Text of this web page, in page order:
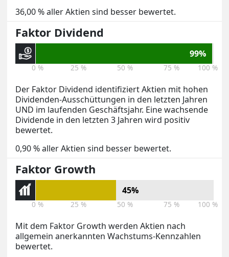
36,00 % aller Aktien sind besser bewertet.
Faktor Dividend
99%
0 % 25 % 50 % 75 % 100 %
Der Faktor Dividend identifiziert Aktien mit hohen
Dividenden-Ausschüttungen in den letzten Jahren
UND im laufenden Geschäftsjahr. Eine wachsende
Dividende in den letzten 3 Jahren wird positiv
bewertet.
0,90 % aller Aktien sind besser bewertet.
Faktor Growth
45%
0 % 25 % 50 % 75 % 100 %
Mit dem Faktor Growth werden Aktien nach
allgemein anerkannten Wachstums-Kennzahlen
bewertet.